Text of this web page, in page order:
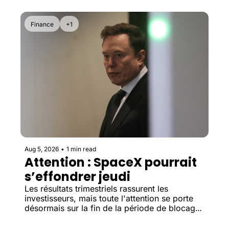
Finance +1
Aug 5, 2026 • 1 min read
Attention : SpaceX pourrait
s’effondrer jeudi
Les résultats trimestriels rassurent les
investisseurs, mais toute l'attention se porte
désormais sur la fin de la période de blocage